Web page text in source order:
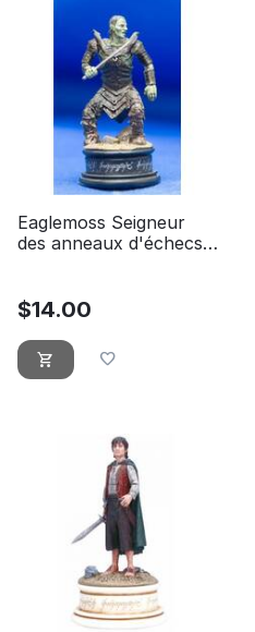
Eaglemoss Seigneur
des anneaux d'échecs
$14.00